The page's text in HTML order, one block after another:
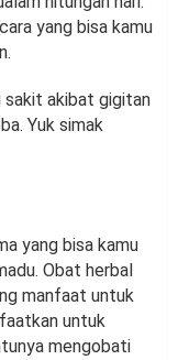
yang bisa kamu
sakit akibat gigitan
Yuk simak
yang bisa kamu
Obat herbal
manfaat untuk
untuk
mengobati